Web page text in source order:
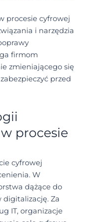
procesie cyfrowej
i narzędzia
firmom
zmieniającego się
przed
procesie
cyfrowej
W
dążące do
digitalizację. Za
IT, organizacje